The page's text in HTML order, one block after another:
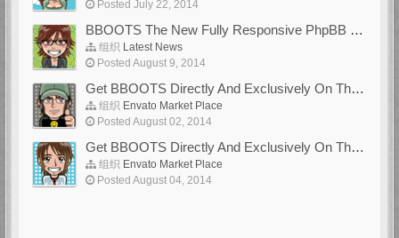
Posted July 22, 2014
BBOOTS The New Fully Responsive PhpBB Theme
组织 Latest News
Posted August 9, 2014
Get BBOOTS Directly And Exclusively On ThemeForest
组织 Envato Market Place
Posted August 02, 2014
Get BBOOTS Directly And Exclusively On ThemeForest
组织 Envato Market Place
Posted August 04, 2014